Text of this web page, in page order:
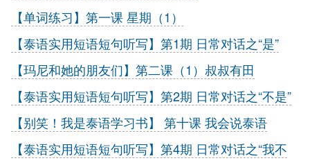
【单词练习】第一课 星期（1）
【泰语实用短语短句听写】第1期 日常对话之“是”
【玛尼和她的朋友们】第二课（1）叔叔有田
【泰语实用短语短句听写】第2期 日常对话之“不是”
【别笑！我是泰语学习书】 第十课 我会说泰语
【泰语实用短语短句听写】第4期 日常对话之“我不